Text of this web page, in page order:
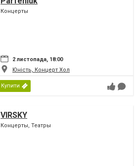
Концерты
2 листопада, 18:00
Юність, Концерт Хол
Купити
VIRSKY
Концерты, Театры